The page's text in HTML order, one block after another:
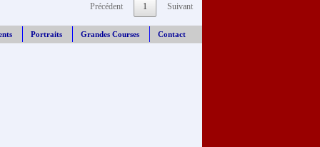
Précédent 1 Suivant
Portraits Grandes Courses Contact